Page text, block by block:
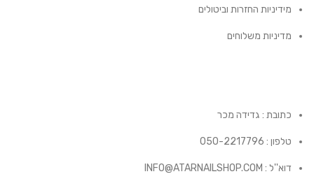
מידיניות החזרות וביטולים
מדיניות משלוחים
כתובת : גדידה מכר
טלפון : 050-2217796
דוא''ל : INFO@ATARNAILSHOP.COM